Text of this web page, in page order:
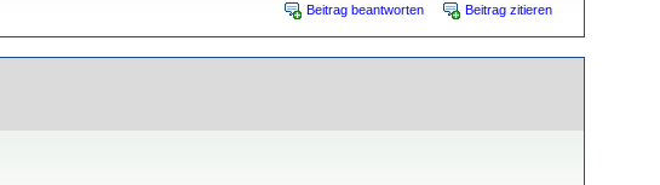
Beitrag beantworten Beitrag zitieren